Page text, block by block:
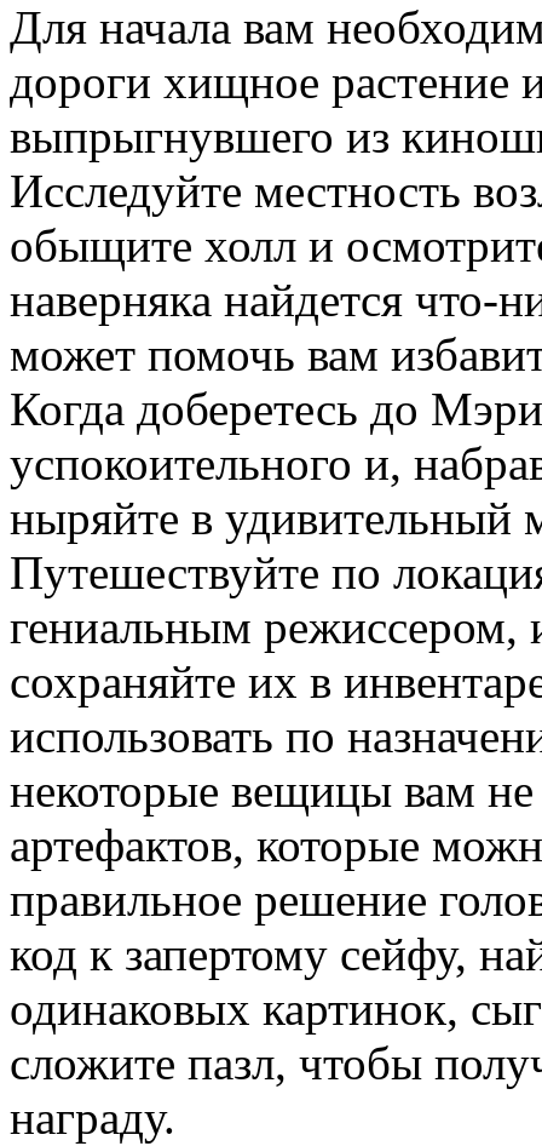
Для начала вам
дороги хищное растение
выпрыгнувшего из
Исследуйте местность
обыщите холл и
наверняка найдется что-
может помочь вам
Когда доберетесь до
успокоительного и,
ныряйте в удивительный
Путешествуйте по
гениальным
сохраняйте их в
использовать по
некоторые вещицы вам не
артефактов, которые
правильное решение
код к запертому сейфу,
одинаковых картинок,
сложите пазл, чтобы
награду.